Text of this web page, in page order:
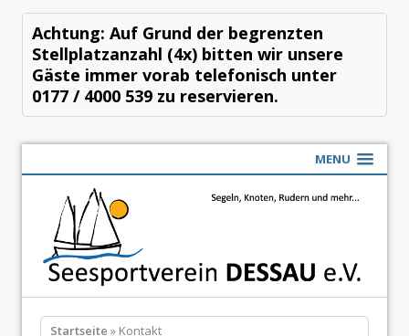
Achtung: Auf Grund der begrenzten
Stellplatzanzahl (4x) bitten wir unsere
Gäste immer vorab telefonisch unter
0177 / 4000 539 zu reservieren.
MENU
Startseite » Kontakt